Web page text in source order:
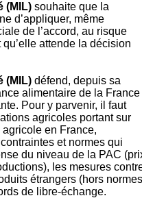
(MIL) souhaite que la
d’appliquer, même
de l’accord, au risque
attende la décision
(MIL) défend, depuis sa
alimentaire de la France
Pour y parvenir, il faut
agricoles portant sur
en France,
et normes qui
du niveau de la PAC
les mesures
étrangers (hors
de libre-échange.